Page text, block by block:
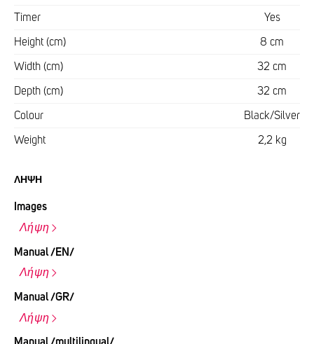
Timer Yes
Height (cm) 8 cm
Width (cm) 32 cm
Depth (cm) 32 cm
Colour Black/Silver
Weight 2,2 kg
ΛΉΨΗ
Images
Λήψη
Manual /EN/
Λήψη
Manual /GR/
Λήψη